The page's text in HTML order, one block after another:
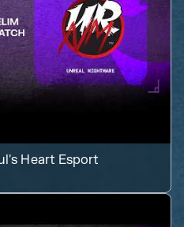
Heart Esport